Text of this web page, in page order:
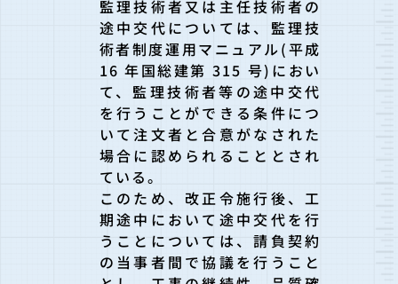
監理技術者又は主任技術者の
途中交代については、監理技
術者制度運用マニュアル(平成
16 年国総建第 315 号)におい
て、監理技術者等の途中交代
を行うことができる条件につ
いて注文者と合意がなされた
場合に認められることとされ
ている。
このため、改正令施行後、工
期途中において途中交代を行
うことについては、請負契約
の当事者間で協議を行うこと